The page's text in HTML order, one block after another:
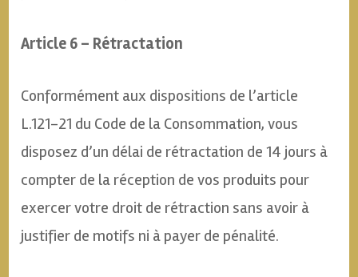
Article 6 – Rétractation
Conformément aux dispositions de l’article
L.121-21 du Code de la Consommation, vous
disposez d’un délai de rétractation de 14 jours à
compter de la réception de vos produits pour
exercer votre droit de rétraction sans avoir à
justifier de motifs ni à payer de pénalité.